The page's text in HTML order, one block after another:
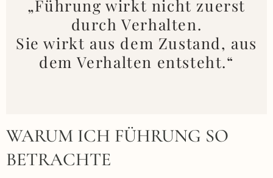
„Führung wirkt nicht zuerst
durch Verhalten.
Sie wirkt aus dem Zustand, aus
dem Verhalten entsteht.“
WARUM ICH FÜHRUNG SO
BETRACHTE